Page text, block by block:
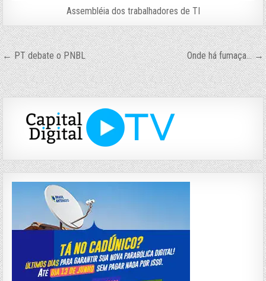
Assembléia dos trabalhadores de TI
Navegação
de
Post
← PT debate o PNBL Onde há fumaça… →